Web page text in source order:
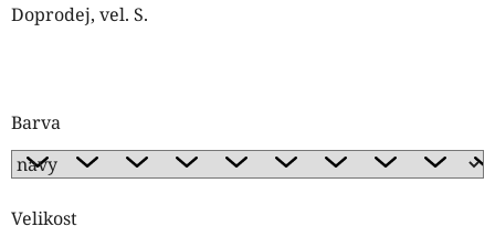
Doprodej, vel. S.
Barva
Velikost